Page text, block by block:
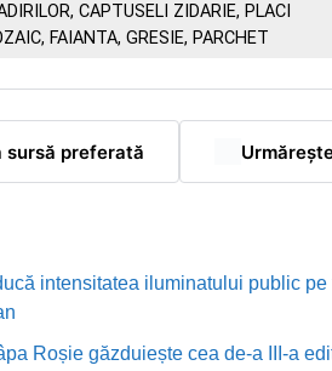
CAPTUSELI ZIDARIE, PLACI
FAIANTA, GRESIE, PARCHET
sursă preferată
intensitatea iluminatului public
Roșie găzduiește cea de-a III-a